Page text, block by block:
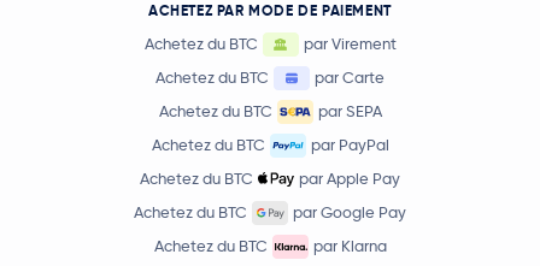
ACHETEZ PAR MODE DE PAIEMENT
Achetez du BTC
par Virement
Achetez du BTC
par Carte
Achetez du BTC
par SEPA
Achetez du BTC
par PayPal
Achetez du BTC
par Apple Pay
Achetez du BTC
par Google Pay
Achetez du BTC
par Klarna